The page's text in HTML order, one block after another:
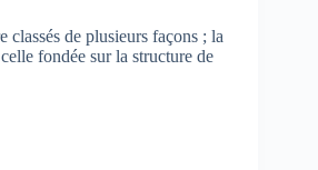
classés de plusieurs façons ; la
fondée sur la structure de